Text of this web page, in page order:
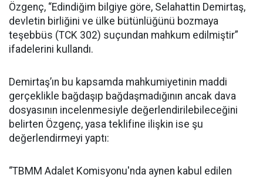
Özgenç, “Edindiğim bilgiye göre, Selahattin Demirtaş,
devletin birliğini ve ülke bütünlüğünü bozmaya
teşebbüs (TCK 302) suçundan mahkum edilmiştir”
ifadelerini kullandı.
Demirtaş’ın bu kapsamda mahkumiyetinin maddi
gerçeklikle bağdaşıp bağdaşmadığının ancak dava
dosyasının incelenmesiyle değerlendirilebileceğini
belirten Özgenç, yasa teklifine ilişkin ise şu
değerlendirmeyi yaptı:
“TBMM Adalet Komisyonu'nda aynen kabul edilen